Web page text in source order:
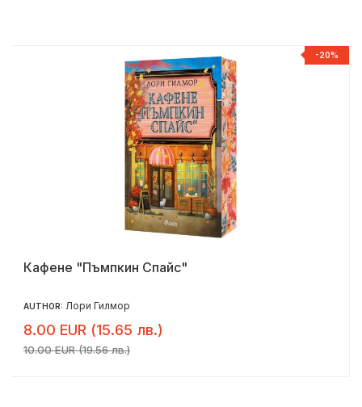
-20%
Кафене "Пъмпкин Спайс"
AUTHOR: Лори Гилмор
8.00 EUR (15.65 лв.)
10.00 EUR (19.56 лв.)